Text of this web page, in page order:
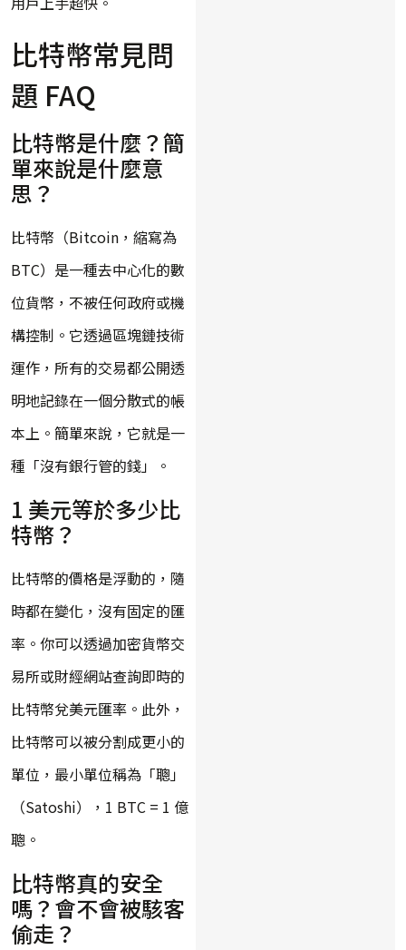
比特幣常見問
題 FAQ
比特幣是什麼？簡
單來說是什麼意
思？
比特幣（Bitcoin，縮寫為
BTC）是一種去中心化的數
位貨幣，不被任何政府或機
構控制。它透過區塊鏈技術
運作，所有的交易都公開透
明地記錄在一個分散式的帳
本上。簡單來說，它就是一
種「沒有銀行管的錢」。
1 美元等於多少比
特幣？
比特幣的價格是浮動的，隨
時都在變化，沒有固定的匯
率。你可以透過加密貨幣交
易所或財經網站查詢即時的
比特幣兌美元匯率。此外，
比特幣可以被分割成更小的
單位，最小單位稱為「聰」
（Satoshi），1 BTC = 1 億
聰。
比特幣真的安全
嗎？會不會被駭客
偷走？